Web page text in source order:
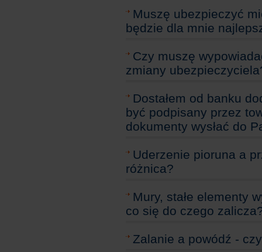
Muszę ubezpieczyć
będzie dla mnie
Czy muszę
zmiany
Dostałem od banku
być podpisany przez
dokumenty wysłać do
Uderzenie pioruna a
różnica?
Mury, stałe elementy
co się do czego
Zalanie a powódź -